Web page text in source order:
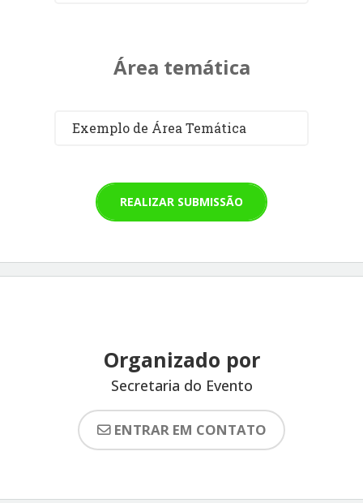
Área temática
Exemplo de Área Temática
REALIZAR SUBMISSÃO
Organizado por
Secretaria do Evento
ENTRAR EM CONTATO